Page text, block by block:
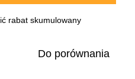
rabat skumulowany
Do porównania